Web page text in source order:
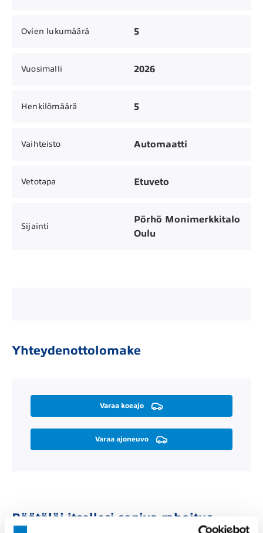
Ovien lukumäärä 5
Vuosimalli 2026
Henkilömäärä 5
Vaihteisto Automaatti
Vetotapa Etuveto
Sijainti
Pörhö Monimerkkitalo
Oulu
Yhteydenottolomake
Varaa koeajo
Varaa ajoneuvo
Räätälöi itsellesi sopiva rahoitus